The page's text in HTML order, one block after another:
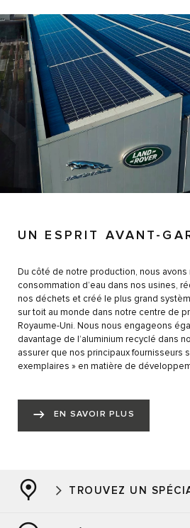
UN ESPRIT AVANT-
Du côté de notre production, nous
consommation d’eau dans nos usines,
nos déchets et créé le plus grand
sur toit au monde dans notre centre de
Royaume-Uni. Nous nous engageons
davantage de l’aluminium recyclé dans
assurer que nos principaux fournisseurs
exemplaires » en matière de
EN SAVOIR PLUS
TROUVEZ UN